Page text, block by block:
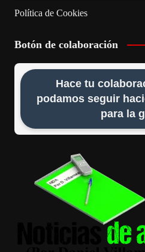
Política de Cookies
Botón de colaboración
Hace tu
podamos seguir
para la